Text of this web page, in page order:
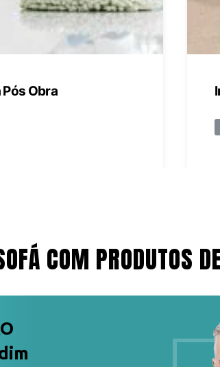
Obra
COM PRODUTOS